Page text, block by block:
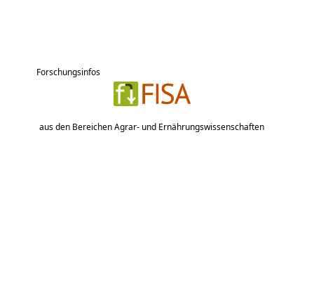
Forschungsinfos
aus den Bereichen Agrar- und Ernährungswissenschaften